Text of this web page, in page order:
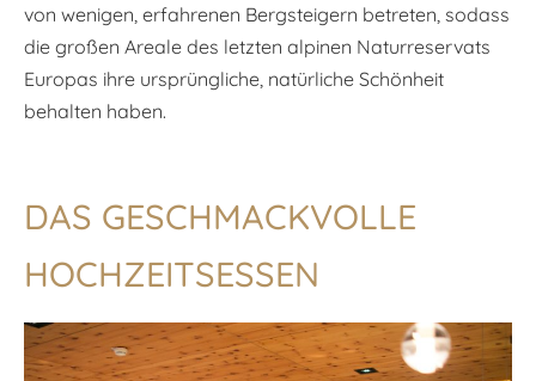
von wenigen, erfahrenen Bergsteigern betreten, sodass
die großen Areale des letzten alpinen Naturreservats
Europas ihre ursprüngliche, natürliche Schönheit
behalten haben.
DAS GESCHMACKVOLLE
HOCHZEITSESSEN